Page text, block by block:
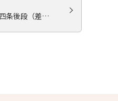
条後段（差…